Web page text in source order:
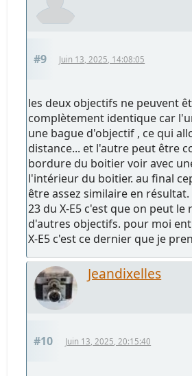
#9 Juin 13, 2025, 14:08:05
les deux objectifs ne peuvent
complètement identique car
une bague d'objectif , ce qui
distance... et l'autre peut être
bordure du boitier voir avec
l'intérieur du boitier. au final
être assez similaire en
23 du X-E5 c'est que on peut
d'autres objectifs. pour moi
X-E5 c'est ce dernier que je
Jeandixelles
#10 Juin 13, 2025, 20:15:40